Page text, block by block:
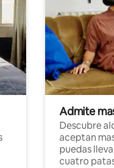
Admite
Descubre
aceptan
puedas
cuatro